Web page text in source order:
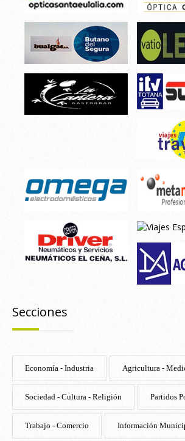
Secciones
Economía - Industria Agricultura -
Sociedad - Cultura - Religión Partidos
Trabajo - Comercio Información